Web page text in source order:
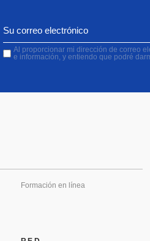
Al proporcionar mi dirección de correo
e información, y entiendo que podré
Formación en línea